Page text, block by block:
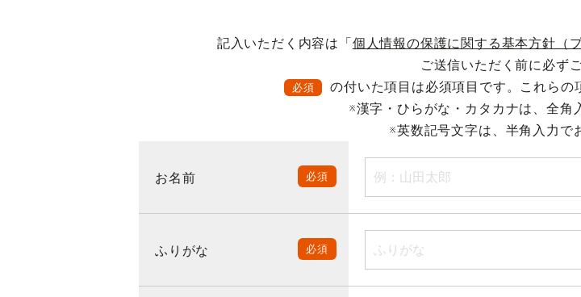
記入いただく内容は「 個人情報の保護に関する基本方針（
ご送信いただく前に必ず
必須
の付いた項目は必須項目です。これらの
※漢字 ・ひらがな ・ カタカナは、 全角
※英数記号文字は、 半角入力 で
お名前 必須
ふりがな 必須